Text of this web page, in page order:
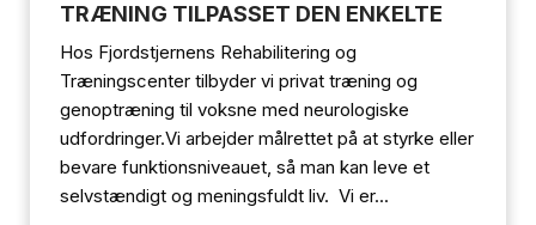
TRÆNING TILPASSET DEN ENKELTE
Hos Fjordstjernens Rehabilitering og
Træningscenter tilbyder vi privat træning og
genoptræning til voksne med neurologiske
udfordringer.Vi arbejder målrettet på at styrke eller
bevare funktionsniveauet, så man kan leve et
selvstændigt og meningsfuldt liv. Vi er...